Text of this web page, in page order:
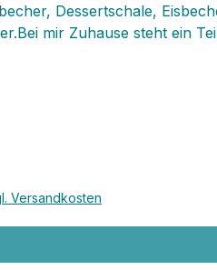
Dessertschale,
mir Zuhause steht ein
Versandkosten